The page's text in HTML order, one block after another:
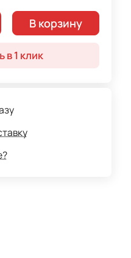
В корзину
в 1 клик